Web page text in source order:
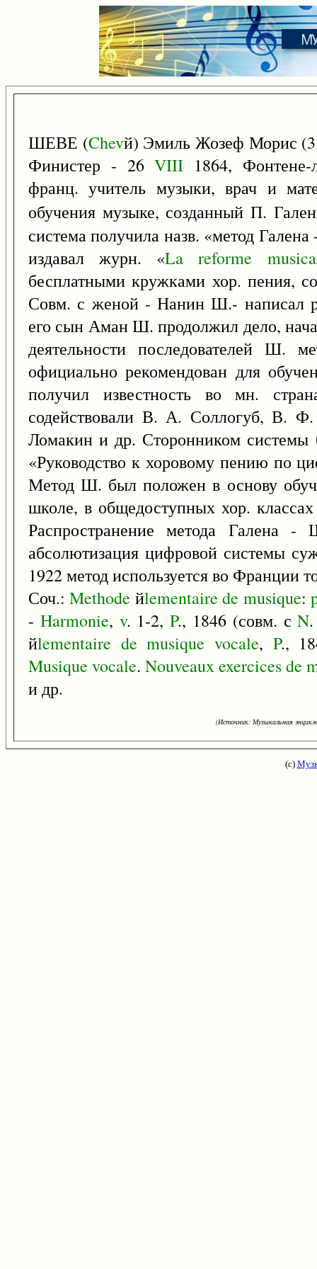
ШЕВЕ (Chevй) Эмиль Жозеф Морис
Финистер - 26VIII 1864,
франц. учитель музыки, врач и
обучения музыке, созданный П.
система получила назв. «метод
издавал журн. «La reforme
бесплатными кружками хор. пения,
Совм. с женой - Нанин Ш.- написал
его сын Аман Ш. продолжил дело,
деятельности последователей
официально рекомендован для
получил известность во мн.
содействовали В. А. Соллогуб, В.
Ломакин и др. Сторонником
«Руководство к хоровому пению по
Метод Ш. был положен в основу
школе, в общедоступных хор.
Распространение метода Галена
абсолютизация цифровой системы
1922 метод используется во Франции
Соч.:Methode йlementaire de musique:
- Harmonie, v. 1-2,P., 1846 (совм. сN
йlementaire de musique vocale, P.,
Musique vocale. Nouveauxexercicesde
и др.
(Источник: Музыкальная
(с)